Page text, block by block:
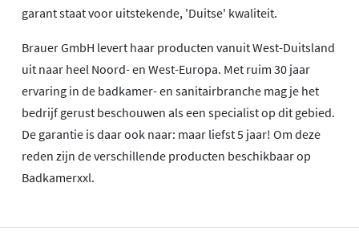
garant staat voor uitstekende, 'Duitse' kwaliteit.
Brauer GmbH levert haar producten vanuit West-Duitsland
uit naar heel Noord- en West-Europa. Met ruim 30 jaar
ervaring in de badkamer- en sanitairbranche mag je het
bedrijf gerust beschouwen als een specialist op dit gebied.
De garantie is daar ook naar: maar liefst 5 jaar! Om deze
reden zijn de verschillende producten beschikbaar op
Badkamerxxl.